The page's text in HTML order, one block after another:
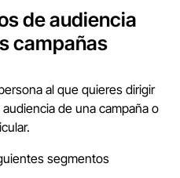
de audiencia
campañas
al que quieres dirigir
de una campaña o
segmentos